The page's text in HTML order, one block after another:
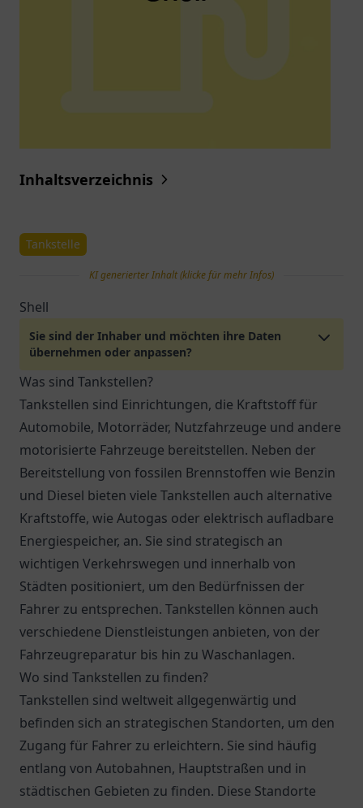
Inhaltsverzeichnis
Tankstelle
KI generierter Inhalt (klicke für mehr Infos)
Shell
Sie sind der Inhaber und möchten ihre Daten
übernehmen oder anpassen?
Was sind Tankstellen?
Tankstellen sind Einrichtungen, die Kraftstoff für
Automobile, Motorräder, Nutzfahrzeuge und andere
motorisierte Fahrzeuge bereitstellen. Neben der
Bereitstellung von fossilen Brennstoffen wie Benzin
und Diesel bieten viele Tankstellen auch alternative
Kraftstoffe, wie Autogas oder elektrisch aufladbare
Energiespeicher, an. Sie sind strategisch an
wichtigen Verkehrswegen und innerhalb von
Städten positioniert, um den Bedürfnissen der
Fahrer zu entsprechen. Tankstellen können auch
verschiedene Dienstleistungen anbieten, von der
Fahrzeugreparatur bis hin zu Waschanlagen.
Wo sind Tankstellen zu finden?
Tankstellen sind weltweit allgegenwärtig und
befinden sich an strategischen Standorten, um den
Zugang für Fahrer zu erleichtern. Sie sind häufig
entlang von Autobahnen, Hauptstraßen und in
städtischen Gebieten zu finden. Diese Standorte